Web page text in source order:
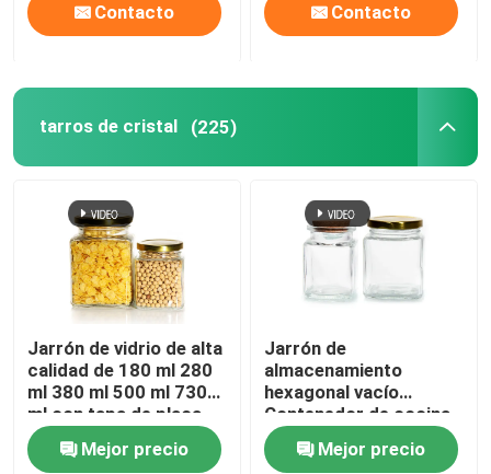
Contacto Contacto
tarros de cristal (225)
Jarrón de vidrio de alta
calidad de 180 ml 280
ml 380 ml 500 ml 730
ml con tapa de placa
de estaño
Mejor precio
Jarrón de
almacenamiento
hexagonal vacío
Contenedor de cocina
de vidrio con tapas
metálicasMejor precio